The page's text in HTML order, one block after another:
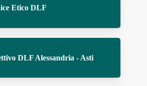
Etico DLF
DLF Alessandria - Asti